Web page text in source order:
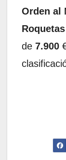
Orden al
de 7.900